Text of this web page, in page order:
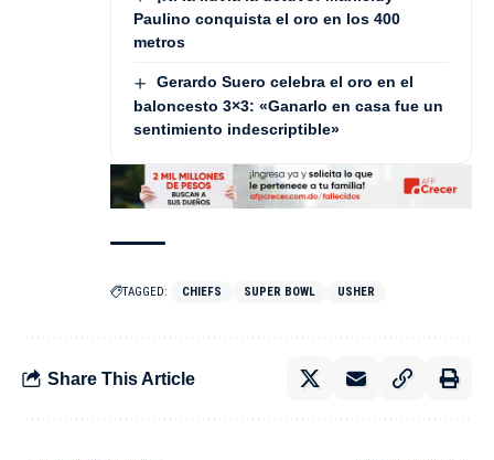
Paulino conquista el oro en los 400
metros
Gerardo Suero celebra el oro en el
baloncesto 3×3: «Ganarlo en casa fue un
sentimiento indescriptible»
TAGGED: CHIEFS SUPER BOWL USHER
Share This Article